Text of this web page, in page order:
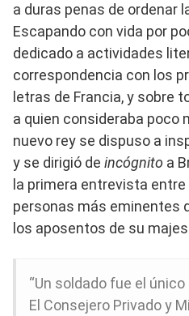
a duras penas de ordenar
Escapando con vida por
dedicado a actividades
correspondencia con los
letras de Francia, y sobre
a quien consideraba poco
nuevo rey se dispuso a
y se dirigió de incógnito a
la primera entrevista
personas más eminentes
los aposentos de su
“Un soldado fue el
El Consejero Privado y